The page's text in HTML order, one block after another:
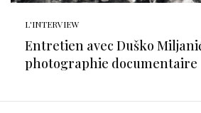
L'INTERVIEW
Entretien avec Duško
photographie documentaire